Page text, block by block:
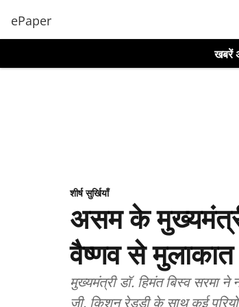
ePaper
खबरें
शीर्ष सुर्खियाँ
असम के
वैष्णव से
मुख्यमंत्री डॉ. हिमंत बिस्व सरमा
जी. किशन रेड्डी के साथ कई